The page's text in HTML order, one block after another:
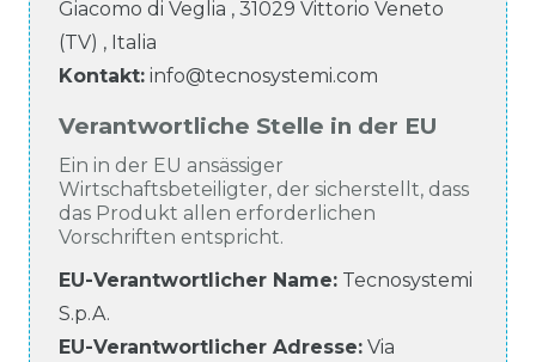
Giacomo di Veglia , 31029 Vittorio Veneto
(TV) , Italia
Kontakt: info@tecnosystemi.com
Verantwortliche Stelle in der EU
Ein in der EU ansässiger
Wirtschaftsbeteiligter, der sicherstellt, dass
das Produkt allen erforderlichen
Vorschriften entspricht.
EU-Verantwortlicher Name: Tecnosystemi
S.p.A.
EU-Verantwortlicher Adresse: Via